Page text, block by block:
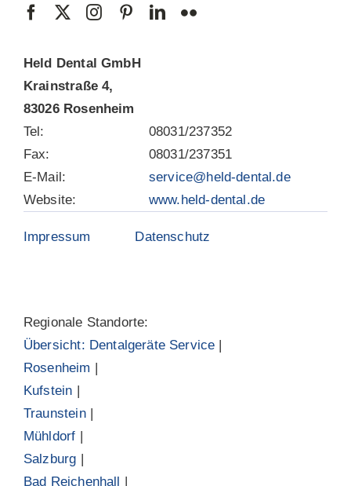
Held Dental GmbH
Krainstraße 4,
83026 Rosenheim
Tel:
08031/237352
Fax:
08031/237351
E-Mail:
service@held-dental.de
Website:
www.held-dental.de
Impressum Datenschutz
Regionale Standorte:
Übersicht: Dentalgeräte Service |
Rosenheim |
Kufstein |
Traunstein|
Mühldorf |
Salzburg |
Bad Reichenhall |